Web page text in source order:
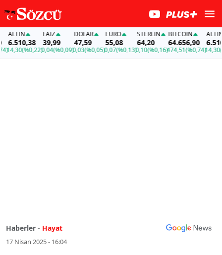
(%0,22)
FAİZ
39,99
0,04(%0,09)
DOLAR
47,59
0,03(%0,05)
EURO
55,08
0,07(%0,13)
STERLIN
64,20
0,10(%0,16)
BITCOIN
64.656,90
474,51(%0,74)
ALTIN
6.510,38
14,30
Haberler - Hayat
17 Nisan 2025 - 16:04